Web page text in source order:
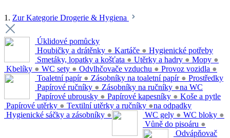
1. Zur Kategorie Drogerie & Hygiena
Úklidové pomůcky
Houbičky a drátěnky ● Kartáče ●
Smetáky, lopatky a košťata ● Utěrky a hadry ● Mopy ●
Kbelíky ● WC sety ● Odvlhčovače vzduchu ● Provoz vozidla ●
Hygienické potřeby
Toaletní papír ● Zásobníky na toaletní papír ●
Papírové ručníky ● Zásobníky na ručníky ●
Papírové ubrousky ● Papírové kapesníky ●
Papírové utěrky ● Textilní utěrky a ručníky ●
Hygienické sáčky a zásobníky ●
Prostředky
na WC
WC gely ● WC bloky ●
Vůně do pisoáru ●
Koše a pytle
na odpadky
Odvápňovač